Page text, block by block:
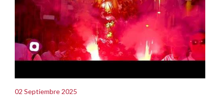
02 Septiembre 2025